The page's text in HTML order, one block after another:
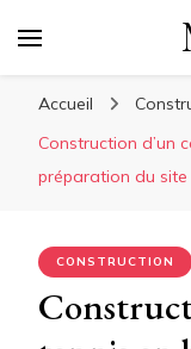
Accueil
Construction d’un
préparation du site
CONSTRUCTION